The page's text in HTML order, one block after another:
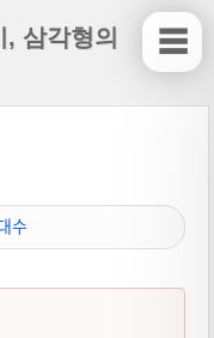
삼각형의
수
☰